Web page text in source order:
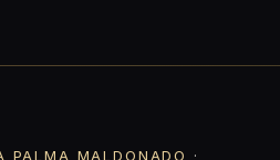
PALMA MALDONADO
·